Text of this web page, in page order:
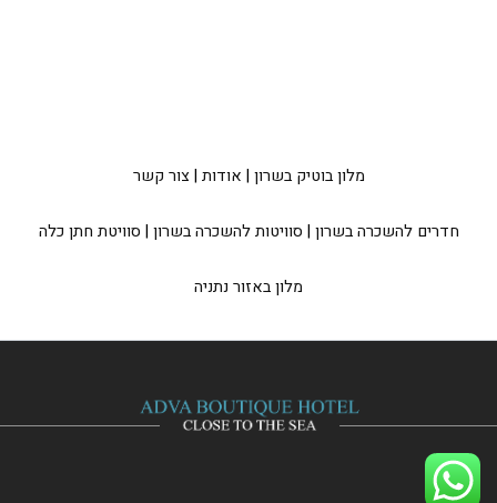
מלון בוטיק בשרון | אודות |צור קשר
חדרים להשכרה בשרון | סוויטות להשכרה בשרון | סוויטת חתן כלה
מלון באזור נתניה